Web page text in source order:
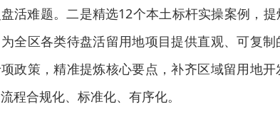
活难题。二是精选12个本土标杆实操案例，
全区各类待盘活留用地项目提供直观、可复
政策，精准提炼核心要点，补齐区域留用地
程合规化、标准化、有序化。